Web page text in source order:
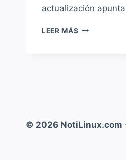
actualización
LEER MÁS GIMP
© 2026 NotiLinux.com